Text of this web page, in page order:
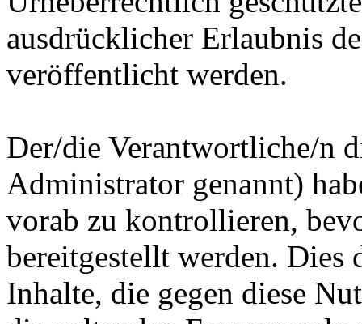
ausdrücklicher Erlaubnis
veröffentlicht werden.
Der/die Verantwortliche/n
Administrator genannt)
vorab zu kontrollieren,
bereitgestellt werden. Dies
Inhalte, die gegen diese